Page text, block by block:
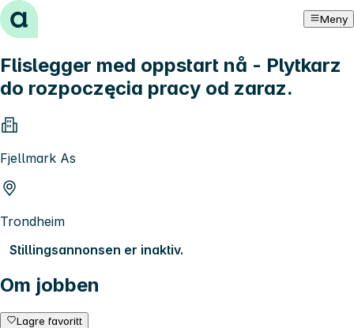
Hopp til innhold Meny
Flislegger med oppstart nå - Plytkarz
do rozpoczęcia pracy od zaraz.
Fjellmark As
Trondheim
Stillingsannonsen er inaktiv.
Om jobben
Lagre favoritt